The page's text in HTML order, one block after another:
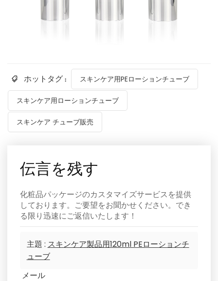
ホットタグ : スキンケア用PEローションチューブ
スキンケア用ローションチューブ
スキンケア チューブ販売
伝言を残す
化粧品パッケージのカスタマイズサービスを提供
しております。ご要望をお聞かせください。でき
る限り迅速にご返信いたします！
主題 : スキンケア製品用120ml PEローションチ
ューブ
メール